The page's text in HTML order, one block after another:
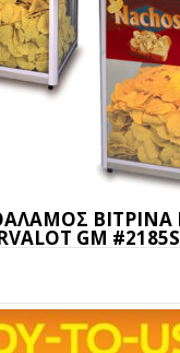
ΒΙΤΡΙΝΑ
GM